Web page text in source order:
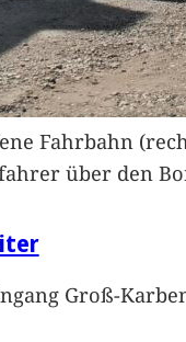
Fahrbahn
über den
Groß-